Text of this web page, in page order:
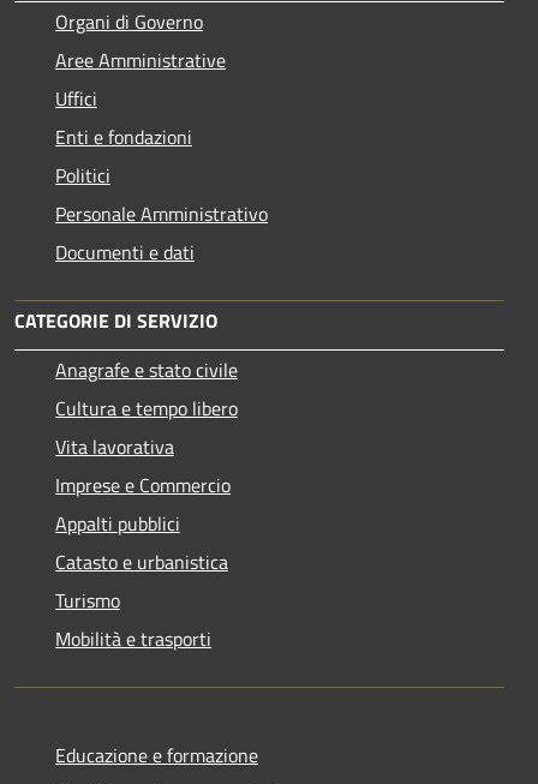
Organi di Governo
Aree Amministrative
Uffici
Enti e fondazioni
Politici
Personale Amministrativo
Documenti e dati
CATEGORIE DI SERVIZIO
Anagrafe e stato civile
Cultura e tempo libero
Vita lavorativa
Imprese e Commercio
Appalti pubblici
Catasto e urbanistica
Turismo
Mobilità e trasporti
Educazione e formazione